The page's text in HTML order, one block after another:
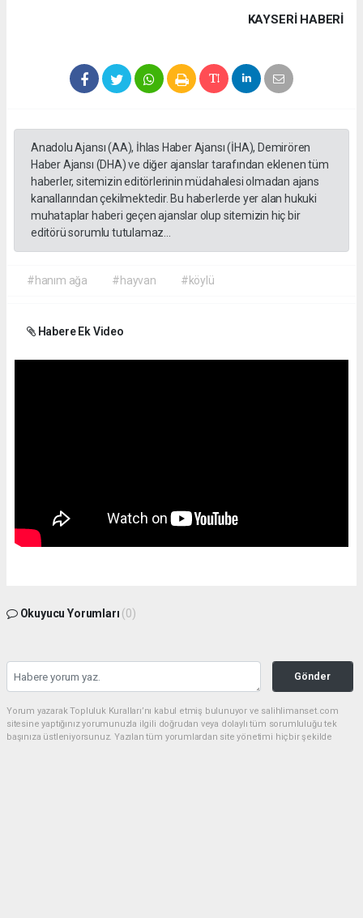
KAYSERI HABERİ
Anadolu Ajansı (AA), İhlas Haber Ajansı (İHA), Demirören
Haber Ajansı (DHA) ve diğer ajanslar tarafından eklenen tüm
haberler, sitemizin editörlerinin müdahalesi olmadan ajans
kanallarından çekilmektedir. Bu haberlerde yer alan hukuki
muhataplar haberi geçen ajanslar olup sitemizin hiç bir
editörü sorumlu tutulamaz...
#hanım ağa #hayvan #köylü
Habere Ek Video
Okuyucu Yorumları (0)
Gönder
Yorum yazarak Topluluk Kuralları’nı kabul etmiş bulunuyor ve salihlimanset.com
sitesine yaptığınız yorumunuzla ilgili doğrudan veya dolaylı tüm sorumluluğu tek
başınıza üstleniyorsunuz. Yazılan tüm yorumlardan site yönetimi hiçbir şekilde